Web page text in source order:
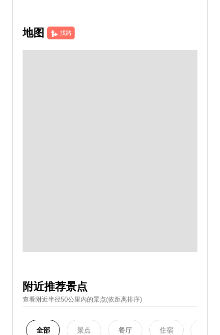
地图 找路
附近推荐景点
查看附近半径50公里內的景点(依距离排序)
全部 景点 餐厅 住宿